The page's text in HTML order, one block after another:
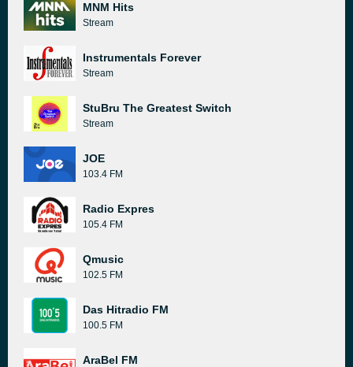
MNM Hits
Stream
Instrumentals Forever
Stream
StuBru The Greatest Switch
Stream
JOE
103.4 FM
Radio Expres
105.4 FM
Qmusic
102.5 FM
Das Hitradio FM
100.5 FM
AraBel FM